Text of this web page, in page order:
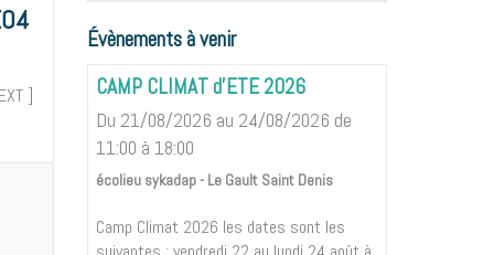
]
Évènements à venir
CAMP CLIMAT d'ETE 2026
Du 21/08/2026 au 24/08/2026 de
11:00 à 18:00
écolieu sykadap - Le Gault Saint Denis
Camp Climat 2026 les dates sont les